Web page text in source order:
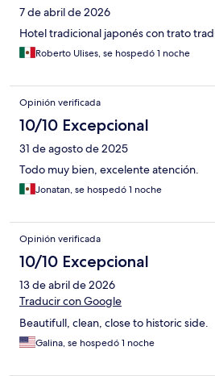
7 de abril de 2026
Hotel tradicional japonés con trato
Roberto Ulises, se hospedó 1 noche
Opinión verificada
10/10 Excepcional
31 de agosto de 2025
Todo muy bien, excelente atención.
Jonatan, se hospedó 1 noche
Opinión verificada
10/10 Excepcional
13 de abril de 2026
Traducir con Google
Beautifull, clean, close to historic side.
Galina, se hospedó 1 noche